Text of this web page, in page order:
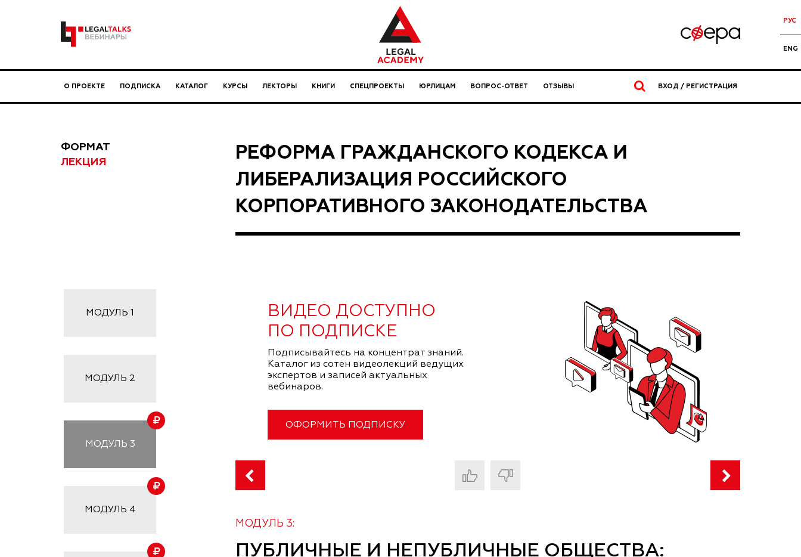
РУС
ENG
О ПРОЕКТЕ ПОДПИСКА КАТАЛОГ КУРСЫ ЛЕКТОРЫ КНИГИ СПЕЦПРОЕКТЫ ЮРЛИЦАМ ВОПРОС-ОТВЕТ ОТЗЫВЫ ВХОД / РЕГИСТРАЦИЯ
ФОРМАТ
ЛЕКЦИЯ
РЕФОРМА ГРАЖДАНСКОГО КОДЕКСА И
ЛИБЕРАЛИЗАЦИЯ РОССИЙСКОГО
КОРПОРАТИВНОГО ЗАКОНОДАТЕЛЬСТВА
МОДУЛЬ 1
МОДУЛЬ 2
МОДУЛЬ 3
МОДУЛЬ 4
ВИДЕО ДОСТУПНО
ПО ПОДПИСКЕ
Подписывайтесь на концентрат знаний.
Каталог из сотен видеолекций ведущих
экспертов и записей актуальных
вебинаров.
ОФОРМИТЬ ПОДПИСКУ
МОДУЛЬ 3:
ПУБЛИЧНЫЕ И НЕПУБЛИЧНЫЕ ОБЩЕСТВА: